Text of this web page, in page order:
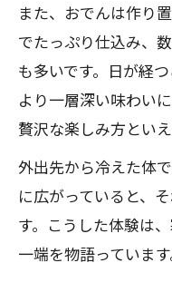
また、おでんは作り
でたっぷり仕込み、
も多いです。日が経
より一層深い味わい
贅沢な楽しみ方といえ
外出先から冷えた体
に広がっていると、
す。こうした体験は
一端を物語っています